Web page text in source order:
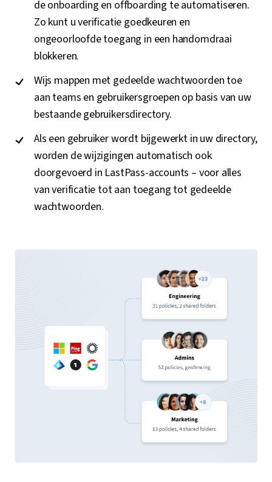
de onboarding en offboarding te automatiseren.
Zo kunt u verificatie goedkeuren en
ongeoorloofde toegang in een handomdraai
blokkeren.
Wijs mappen met gedeelde wachtwoorden toe
aan teams en gebruikersgroepen op basis van uw
bestaande gebruikersdirectory.
Als een gebruiker wordt bijgewerkt in uw directory,
worden de wijzigingen automatisch ook
doorgevoerd in LastPass-accounts – voor alles
van verificatie tot aan toegang tot gedeelde
wachtwoorden.